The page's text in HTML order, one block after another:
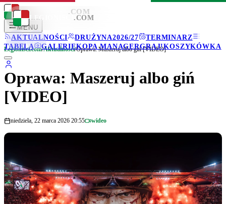
LEGIONISCI .COM
MENU
AKTUALNOŚCI
DRUŻYNA2026/27
TERMINARZ
TABELA
GALERIEKOPA MANAGERGRAJ!KOSZYKÓWKA
LEGIONISCI .COM
Legionisci.com/Aktualności/Oprawa: Maszeruj albo giń [VIDEO]
Oprawa: Maszeruj albo giń
[VIDEO]
niedziela, 22 marca 2026 20:55 wideo